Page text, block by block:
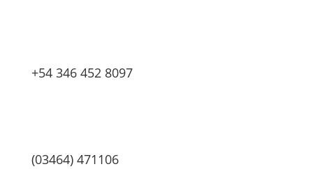
+54 346 452 8097
(03464) 471106